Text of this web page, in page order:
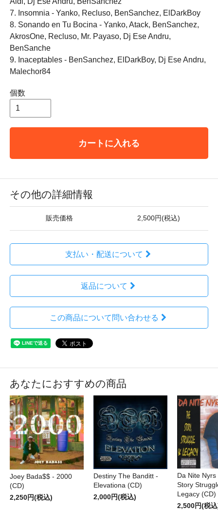
7. Insomnia - Yanko, Recluso, BenSanchez, ElDarkBoy
8. Sonando en Tu Bocina - Yanko, Atack, BenSanchez,
AkrosOne, Recluso, Mr. Payaso, Dj Ese Andru,
BenSanche
9. Inaceptables - BenSanchez, ElDarkBoy, Dj Ese Andru,
Malechor84
個数
カートに入れる
その他の詳細情報
販売価格 2,500円(税込)
支払い・配送について
返品について
この商品について問い合わせる
あなたにおすすめの商品
Joey Bada$$ - 2000
(CD)
2,250円(税込)
Destiny The Banditt -
Elevationa (CD)
2,000円(税込)
Da Nite
Story
Legacy (CD)
2,500円(税